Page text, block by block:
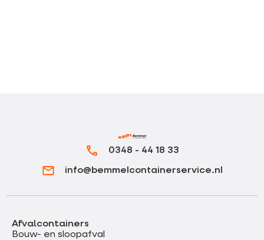
0348 - 44 18 33
info@bemmelcontainerservice.nl
Afvalcontainers
Bouw- en sloopafval